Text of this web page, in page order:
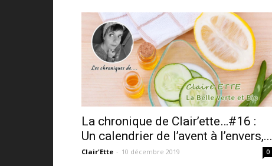
La chronique de Clair’ette…#16 :
Un calendrier de l’avent à l’envers,...
Clair'Ette - 10 décembre 2019 0